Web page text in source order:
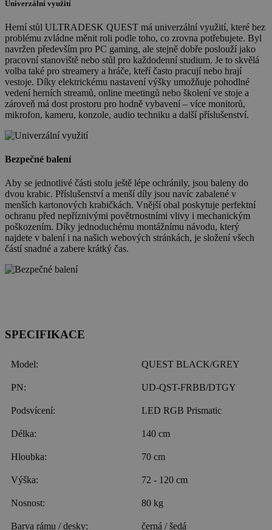
Univerzální využití
Herní stůl ULTRADESK QUEST má univerzální využití, které bez
problému zvládne měnit roli podle toho, co zrovna potřebujete. Byl
navržen především pro PC gaming, ale stejně dobře poslouží jako
pracovní stanoviště nebo stůl pro každodenní studium. Je to skvělá
volba také pro streamery a hráče, kteří často pracují nebo hrají
vestoje. Díky elektrickému nastavení výšky umožňuje pohodlné
vedení herních streamů, online meetingů nebo školení ve stoje a
zároveň má dost prostoru pro hodně vybavení – více monitorů,
mikrofon, kameru, konzole, audio techniku a další příslušenství.
Bezpečné balení
Aby se jednotlivé části stolu ještě lépe ochránily, jsou baleny do
dvou krabic. Příslušenství a menší díly jsou navíc zabalené v
menších kartonových krabičkách. Vnější obal poskytuje perfektní
ochranu před nepříznivými povětrnostními vlivy i mechanickým
poškozením. Díky jednoduchému montážnímu návodu, který
najdete v balení i na našich webových stránkách, je složení všech
částí snadné a zabere krátký čas.
SPECIFIKACE
Model: QUEST BLACK/GREY
PN: UD-QST-FRBB/DTGY
Podsvícení: LED RGB Prismatic
Délka: 140 cm
Hloubka: 70 cm
Výška: 72 - 120 cm
Nosnost: 80 kg
Barva rámu / desky: černá / šedá